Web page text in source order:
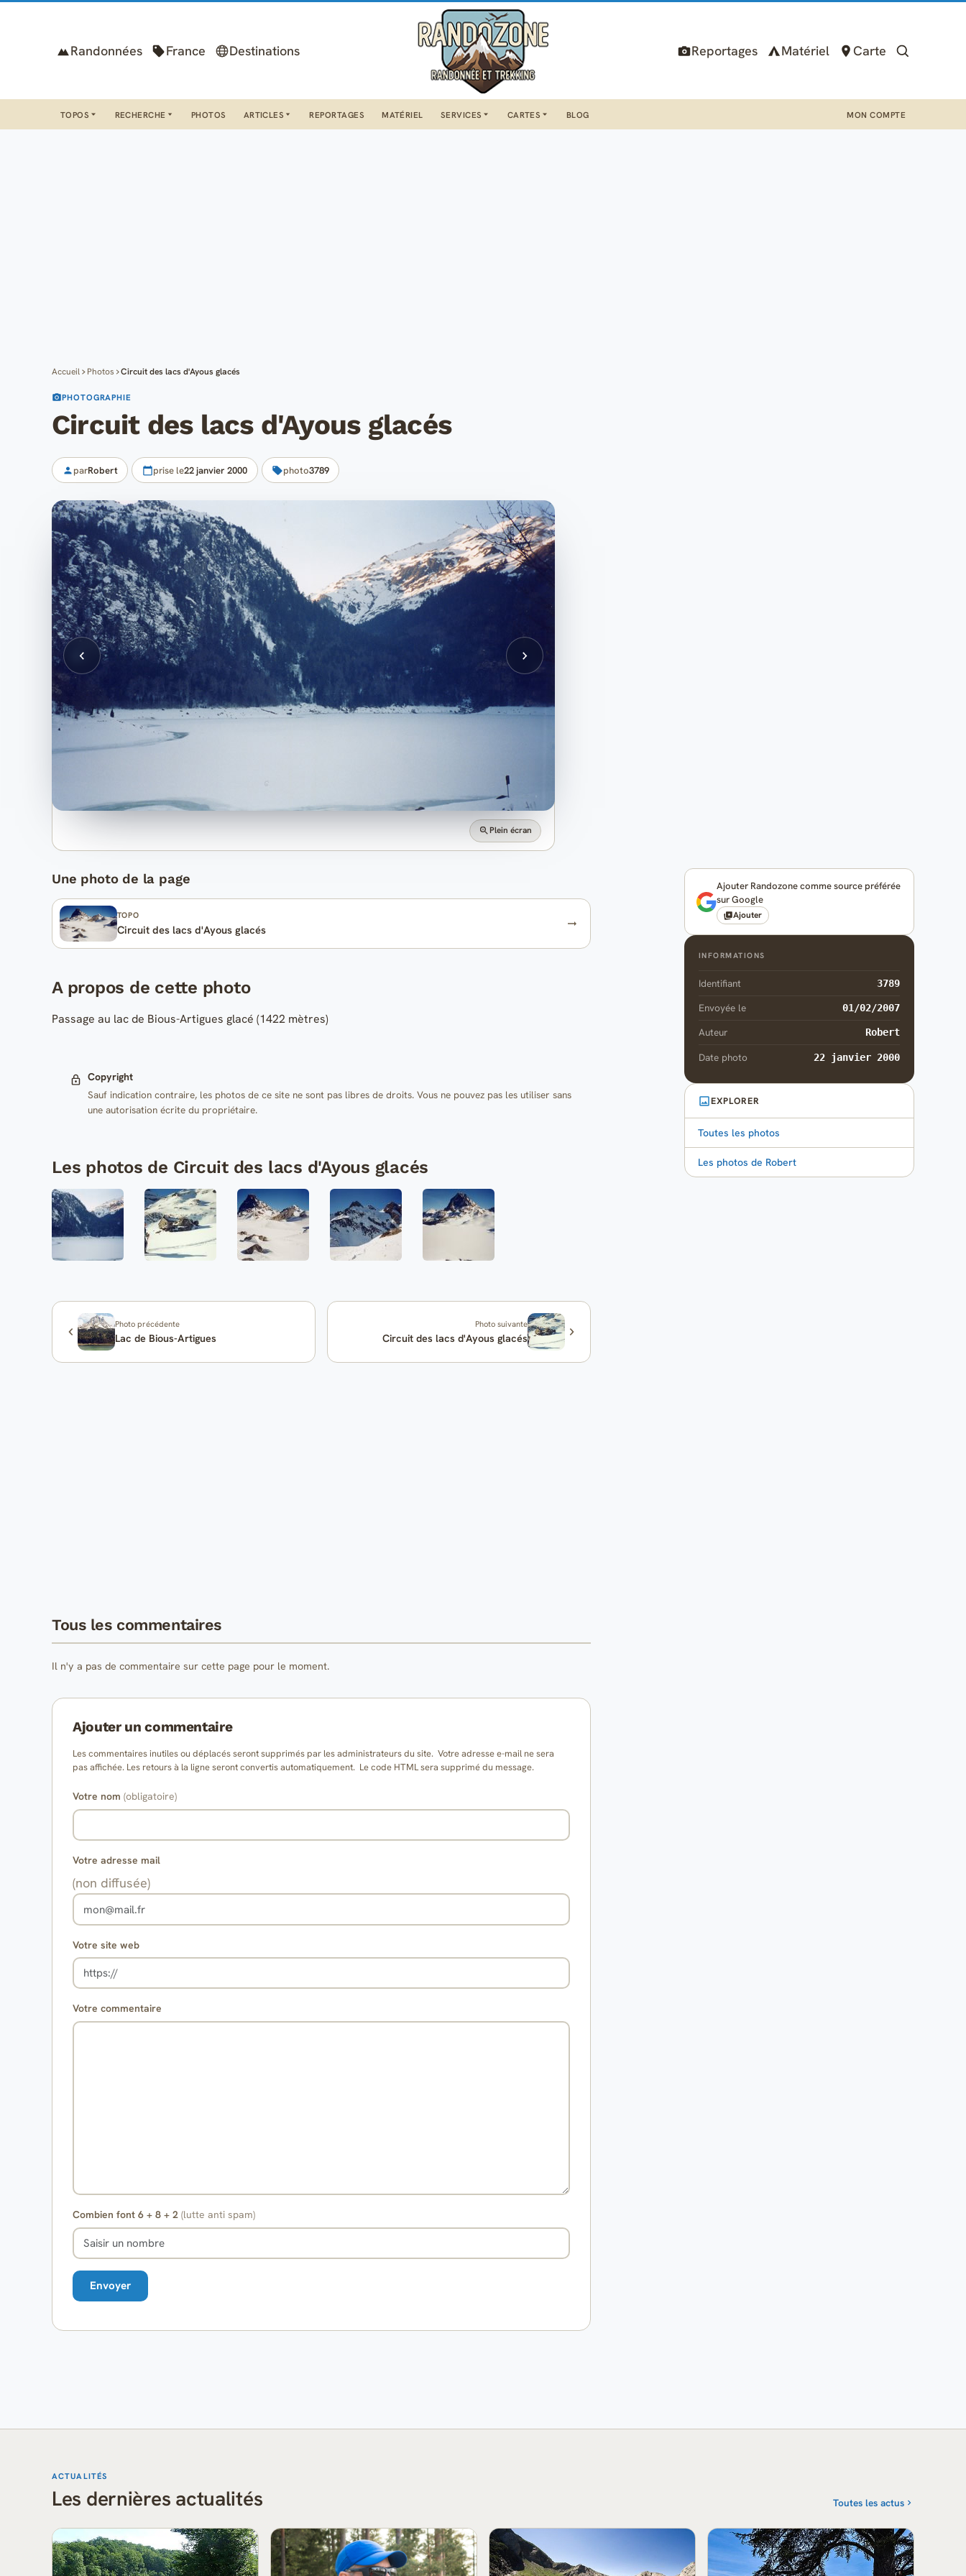
Randonnées France Destinations Reportages Matériel Carte
TOPOS RECHERCHE PHOTOS ARTICLES REPORTAGES MATÉRIEL SERVICES CARTES BLOG MON COMPTE
Accueil Photos Circuit des lacs d'Ayous glacés
PHOTOGRAPHIE
Circuit des lacs d'Ayous glacés
parRobert prise le22 janvier 2000 photo3789
Plein écran
Une photo de la page
TOPO
Circuit des lacs d'Ayous glacés
A propos de cette photo
Passage au lac de Bious-Artigues glacé (1422 mètres)
Copyright
Sauf indication contraire, les photos de ce site ne sont pas libres de droits. Vous ne pouvez pas les utiliser sans
une autorisation écrite du propriétaire.
Les photos de Circuit des lacs d'Ayous glacés
Photo précédente
Lac de Bious-Artigues
Photo suivante
Circuit des lacs d'Ayous glacés
Tous les commentaires
Il n'y a pas de commentaire sur cette page pour le moment.
Ajouter un commentaire
Les commentaires inutiles ou déplacés seront supprimés par les administrateurs du site. Votre adresse e-mail ne sera
pas affichée. Les retours à la ligne seront convertis automatiquement. Le code HTML sera supprimé du message.
Votre nom (obligatoire)
Votre adresse mail
(non diffusée)
Votre site web
Votre commentaire
Combien font 6 + 8 + 2 (lutte anti spam)
Ajouter Randozone comme source préférée
sur Google
Ajouter
INFORMATIONS
Identifiant 3789
Envoyée le 01/02/2007
Auteur Robert
Date photo 22 janvier 2000
EXPLORER
Toutes les photos
Les photos de Robert
ACTUALITÉS
Les dernières actualités Toutes les actus